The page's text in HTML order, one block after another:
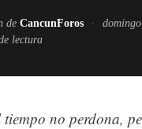
de CancunForos ·
lectura
tiempo no perdona,